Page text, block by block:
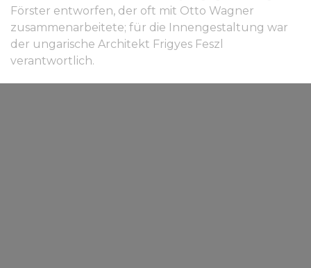
Förster entworfen, der oft mit Otto Wagner
zusammenarbeitete; für die Innengestaltung war
der ungarische Architekt Frigyes Feszl
verantwortlich.